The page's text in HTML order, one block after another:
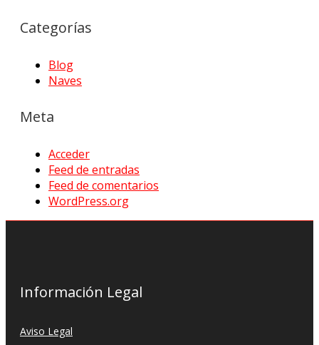
Categorías
Blog
Naves
Meta
Acceder
Feed de entradas
Feed de comentarios
WordPress.org
Información Legal
Aviso Legal